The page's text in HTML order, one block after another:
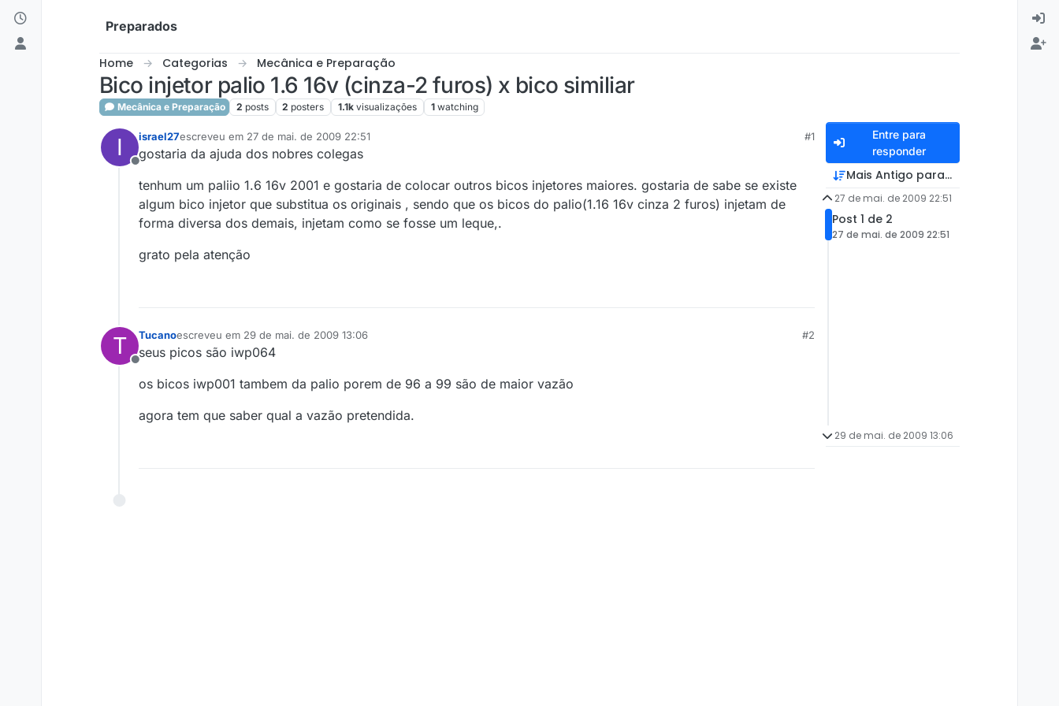
Skip to content
Preparados
Home Categorias Mecânica e Preparação
Bico injetor palio 1.6 16v (cinza-2 furos) x bico similiar
Mecânica e Preparação 2 posts 2 posters 1.1k visualizações 1 watching
I
Offline
israel27escreveu em 27 de mai. de 2009 22:51
última edição por
#1
gostaria da ajuda dos nobres colegas
tenhum um paliio 1.6 16v 2001 e gostaria de colocar outros bicos injetores maiores. gostaria de sabe se existe
algum bico injetor que substitua os originais , sendo que os bicos do palio(1.16 16v cinza 2 furos) injetam de
forma diversa dos demais, injetam como se fosse um leque,.
grato pela atenção
T
Offline
Tucanoescreveu em 29 de mai. de 2009 13:06
última edição por
#2
seus picos são iwp064
os bicos iwp001 tambem da palio porem de 96 a 99 são de maior vazão
agora tem que saber qual a vazão pretendida.
Entre para
responder
Mais Antigo para Mais Recente
27 de mai. de 2009 22:51
Post 1 de 2
27 de mai. de 2009 22:51
29 de mai. de 2009 13:06